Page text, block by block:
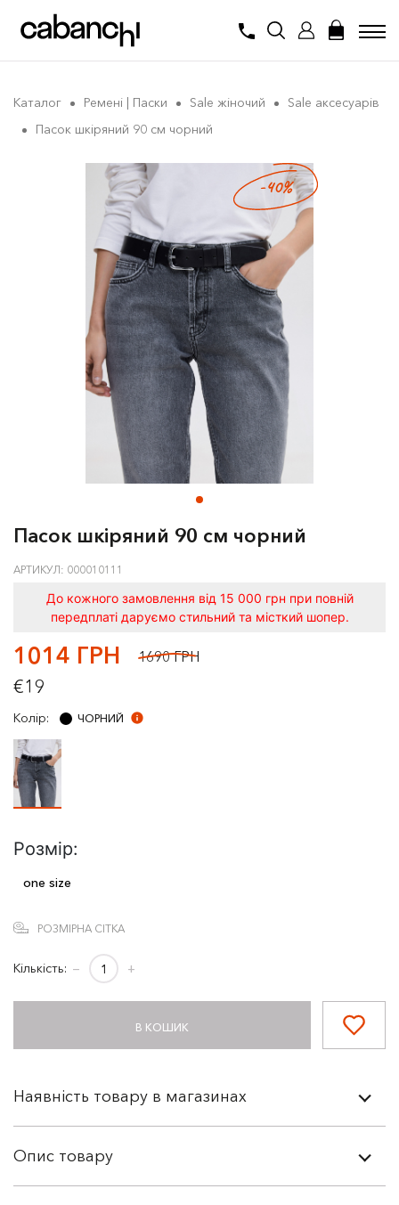
Каталог Ремені | Паски Sale жіночий
Sale аксесуарів
Пасок шкіряний 90 см чорний
-40%
Пасок шкіряний 90 см чорний
АРТИКУЛ: 000010111
До кожного замовлення від 15 000 грн при повній
передплаті даруємо стильний та місткий шопер.
1014 ГРН 1690 ГРН
€19
Колір: ЧОРНИЙ
Розмір:
one size
РОЗМІРНА СІТКА
Кількість: − +
В КОШИК
Наявність товару в магазинах
Опис товару